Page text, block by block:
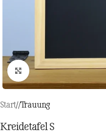
Zum Vergrößern klicken
Start/ Trauung
Kreidetafel S